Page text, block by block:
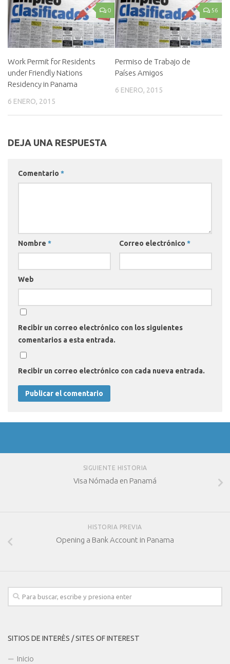
0
Work Permit for Residents
under Friendly Nations
Residency in Panama
6 ENERO, 2015
56
Permiso de Trabajo de
Países Amigos
6 ENERO, 2015
DEJA UNA RESPUESTA
Comentario *
Nombre * Correo electrónico *
Web
Recibir un correo electrónico con los siguientes
comentarios a esta entrada.
Recibir un correo electrónico con cada nueva entrada.
SIGUIENTE HISTORIA
Visa Nómada en Panamá
HISTORIA PREVIA
Opening a Bank Account in Panama
SITIOS DE INTERÈS / SITES OF INTEREST
Inicio